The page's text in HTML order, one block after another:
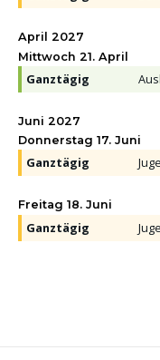
April 2027
Mittwoch 21. April
Ganztägig
Juni 2027
Donnerstag 17. Juni
Ganztägig
Freitag 18. Juni
Ganztägig